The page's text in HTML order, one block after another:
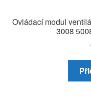
Ovládací modul
3008